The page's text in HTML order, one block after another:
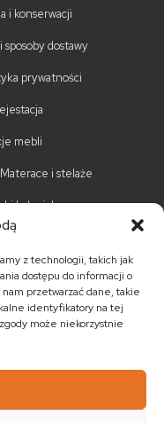
z technologii, takich jak
dostępu do informacji o
przetwarzać dane, takie
identyfikatory na tej
może niekorzystnie
i konserwacji
sposoby dostawy
prywatności
mebli
Materace i stelaże
kolonialne
Krzesła kolonialne
kolonialne
Regały kolonialne